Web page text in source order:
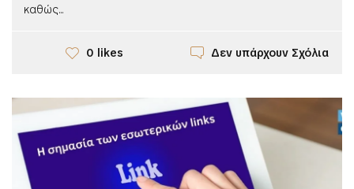
καθώς...
0 likes Δεν υπάρχουν Σχόλια